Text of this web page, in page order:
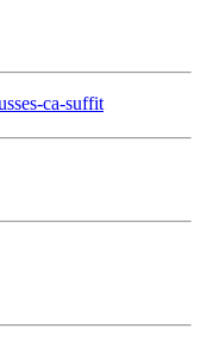
ca-suffit